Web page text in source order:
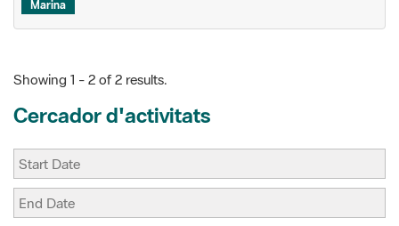
Cercador d'activitats